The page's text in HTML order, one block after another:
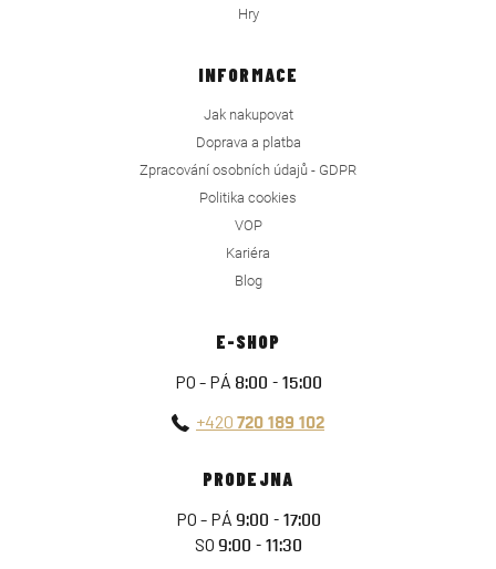
Hry
INFORMACE
Jak nakupovat
Doprava a platba
Zpracování osobních údajů - GDPR
Politika cookies
VOP
Kariéra
Blog
E-SHOP
PO - PÁ 8:00 - 15:00
+420 720 189 102
PRODEJNA
PO - PÁ 9:00 - 17:00
SO 9:00 - 11:30